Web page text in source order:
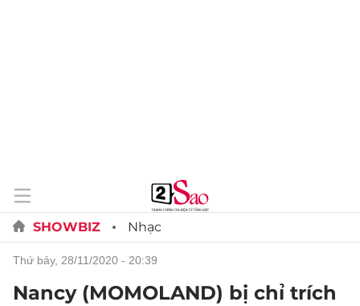
SHOWBIZ Nhạc
thứ bảy, 28/11/2020 - 20:39
Nancy (MOMOLAND) bị chỉ trích